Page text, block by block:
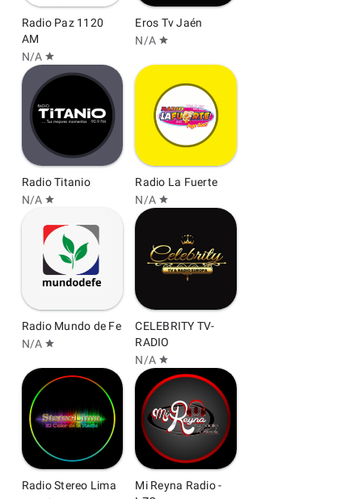
Radio Paz 1120
AM
N/A star
Eros Tv Jaén
N/A star
Radio Titanio
N/A star
Radio La Fuerte
N/A star
Radio Mundo de Fe
N/A star
CELEBRITY TV-
RADIO
N/A star
Radio Stereo Lima
Mi Reyna Radio -